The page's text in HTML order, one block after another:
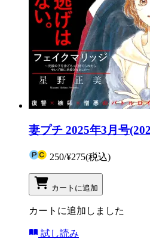
妻プチ 2025年3月号
250/¥275(税込)
カートに追加
カートに追加しました
試し読み